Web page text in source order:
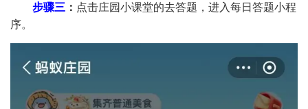
步骤三 ： 点击庄园小课堂的去答题，进入每日答题小程
序。